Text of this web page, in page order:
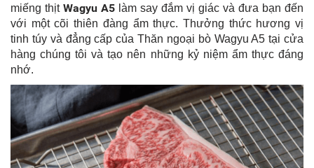
miếng thịt Wagyu A5 làm say đắm vị giác và đưa bạn đến
với một cõi thiên đàng ẩm thực. Thưởng thức hương vị
tinh túy và đẳng cấp của Thăn ngoại bò Wagyu A5 tại cửa
hàng chúng tôi và tạo nên những kỷ niệm ẩm thực đáng
nhớ.